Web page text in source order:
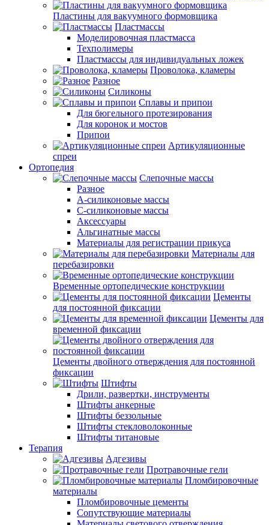
Пластины для вакуумного формовщика
Пластмассы
Моделировочная пластмасса
Техполимеры
Пластмассы для индивидуальных ложек
Проволока, кламеры
Разное
Силиконы
Сплавы и припои
Для бюгельного протезирования
Для коронок и мостов
Припои
Артикуляционные
спреи
Ортопедия
Слепочные массы
Разное
А-силиконовые массы
С-силиконовые массы
Аксессуары
Альгинатные массы
Материалы для регистрации прикуса
Материалы для
перебазировки
Временные ортопедические конструкции
Цементы
для постоянной фиксации
Цементы для
временной фиксации
Цементы двойного отверждения для постоянной
фиксации
Штифты
Дрили, развертки, инструменты
Штифты анкерные
Штифты беззольные
Штифты стекловолоконные
Штифты титановые
Терапия
Адгезивы
Протравочные гели
Пломбировочные
материалы
Пломбировочные цементы
Сопутствующие материалы